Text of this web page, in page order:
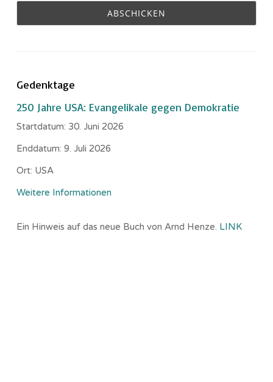
Gedenktage
250 Jahre USA: Evangelikale gegen Demokratie
Startdatum: 30. Juni 2026
Enddatum: 9. Juli 2026
Ort: USA
Weitere Informationen
Ein Hinweis auf das neue Buch von Arnd Henze. LINK